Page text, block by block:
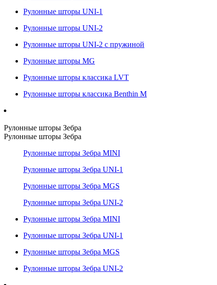
Рулонные шторы UNI-1
Рулонные шторы UNI-2
Рулонные шторы UNI-2 с пружиной
Рулонные шторы MG
Рулонные шторы классика LVT
Рулонные шторы классика Benthin M
Рулонные шторы Зебра
Рулонные шторы Зебра
Рулонные шторы Зебра MINI
Рулонные шторы Зебра UNI-1
Рулонные шторы Зебра MGS
Рулонные шторы Зебра UNI-2
Рулонные шторы Зебра MINI
Рулонные шторы Зебра UNI-1
Рулонные шторы Зебра MGS
Рулонные шторы Зебра UNI-2